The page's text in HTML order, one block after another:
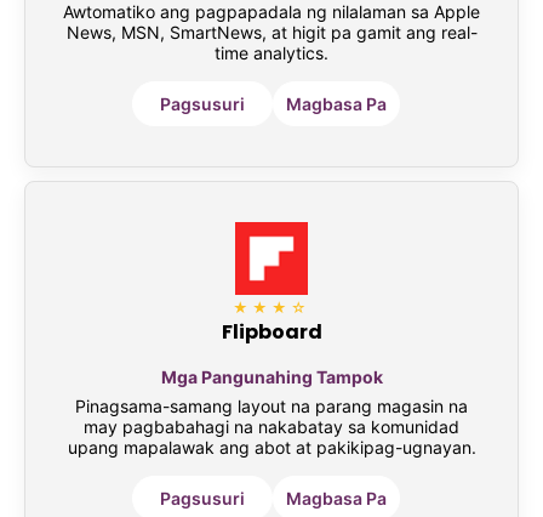
Awtomatiko ang pagpapadala ng nilalaman sa Apple
News, MSN, SmartNews, at higit pa gamit ang real-
time analytics.
Pagsusuri Magbasa Pa
★★★☆
Flipboard
Mga Pangunahing Tampok
Pinagsama-samang layout na parang magasin na
may pagbabahagi na nakabatay sa komunidad
upang mapalawak ang abot at pakikipag-ugnayan.
Pagsusuri Magbasa Pa